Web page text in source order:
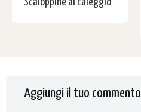
Aggiungi il tuo commento